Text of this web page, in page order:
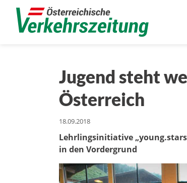
Jugend steht
Österreich
18.09.2018
Lehrlingsinitiative
in den Vordergrund